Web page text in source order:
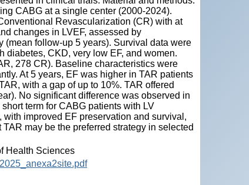
CABG at a single center (2000-2024).
Revascularization (CR) with at
changes in LVEF, assessed by
follow-up 5 years). Survival data were
diabetes, CKD, very low EF, and women.
278 CR). Baseline characteristics were
At 5 years, EF was higher in TAR patients
with a gap of up to 10%. TAR offered
No significant difference was observed in
term for CABG patients with LV
improved EF preservation and survival,
may be the preferred strategy in selected
Health Sciences